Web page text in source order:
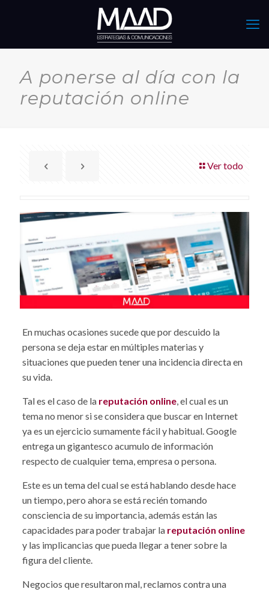
A ponerse al día con la
reputación online
Ver todo
En muchas ocasiones sucede que por descuido la
persona se deja estar en múltiples materias y
situaciones que pueden tener una incidencia directa en
su vida.
Tal es el caso de la reputación online, el cual es un
tema no menor si se considera que buscar en Internet
ya es un ejercicio sumamente fácil y habitual. Google
entrega un gigantesco acumulo de información
respecto de cualquier tema, empresa o persona.
Este es un tema del cual se está hablando desde hace
un tiempo, pero ahora se está recién tomando
consciencia de su importancia, además están las
capacidades para poder trabajar la reputación online
y las implicancias que pueda llegar a tener sobre la
figura del cliente.
Negocios que resultaron mal, reclamos contra una